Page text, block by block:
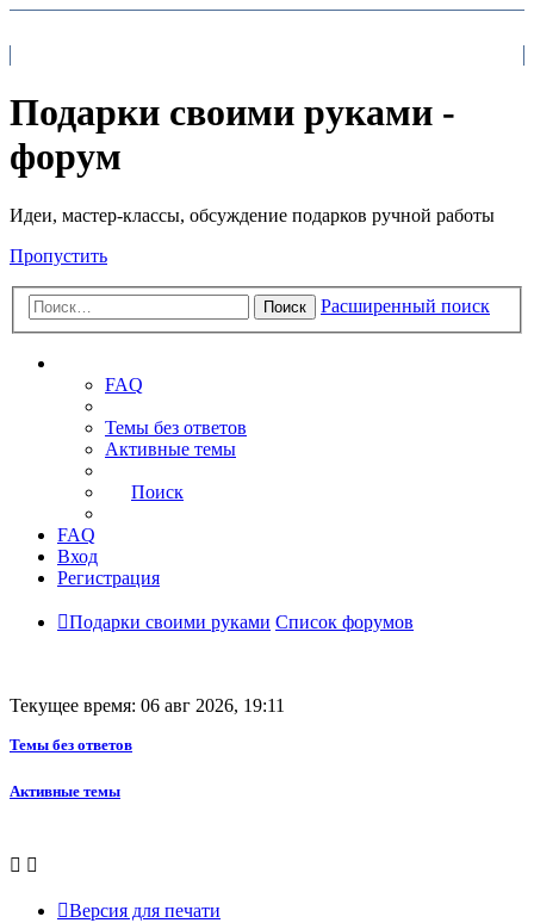
Подарки своими руками -
форум
Идеи, мастер-классы, обсуждение подарков ручной работы
Пропустить
Поиск Расширенный поиск
FAQ
Темы без ответов
Активные темы
Поиск
FAQ
Вход
Регистрация
Подарки своими руками Список форумов
Текущее время: 06 авг 2026, 19:11
Темы без ответов
Активные темы
Версия для печати